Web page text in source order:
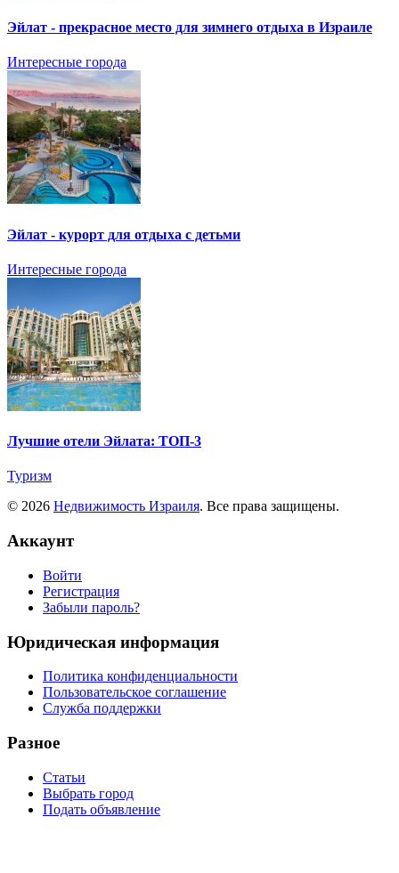
Эйлат - прекрасное место для зимнего отдыха в Израиле
Интересные города
Эйлат - курорт для отдыха с детьми
Интересные города
Лучшие отели Эйлата: ТОП-3
Туризм
© 2026 Недвижимость Израиля. Все права защищены.
Аккаунт
Войти
Регистрация
Забыли пароль?
Юридическая информация
Политика конфиденциальности
Пользовательское соглашение
Служба поддержки
Разное
Статьи
Выбрать город
Подать объявление